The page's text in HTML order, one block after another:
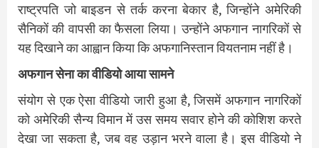
राष्ट्रपति जो बाइडन से तर्क करना बेकार है, जिन्होंने अमेरिकी
सैनिकों की वापसी का फैसला लिया। उन्होंने अफगान नागरिकों से
यह दिखाने का आह्वान किया कि अफगानिस्तान वियतनाम नहीं है।
अफगान सेना का वीडियो आया सामने
संयोग से एक ऐसा वीडियो जारी हुआ है, जिसमें अफगान नागरिकों
को अमेरिकी सैन्य विमान में उस समय सवार होने की कोशिश करते
देखा जा सकता है, जब वह उड़ान भरने वाला है। इस वीडियो ने